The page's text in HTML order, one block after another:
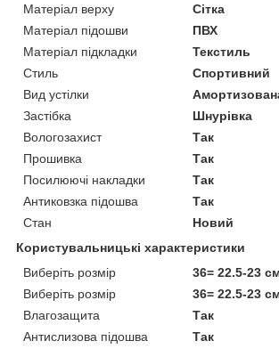
Матеріал верху
Сітка
Матеріал підошви
ПВХ
Матеріал підкладки
Текстиль
Стиль
Спортивний
Вид устілки
Застібка
Шнурівка
Вологозахист
Так
Прошивка
Так
Посилюючі накладки
Так
Антиковзка підошва
Так
Стан
Новий
Користувальницькі характеристики
Виберіть розмір
36= 22.5-23
Виберіть розмір
36= 22.5-23
Влагозащита
Так
Антислизова підошва
Так